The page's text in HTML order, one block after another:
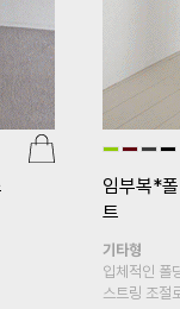
산부속바
복대형
부들부들 차
피부에 자극